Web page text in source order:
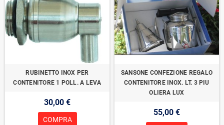
RUBINETTO INOX PER
CONTENITORE 1 POLL. A LEVA
30,00 €
COMPRA
SANSONE CONFEZIONE REGALO
CONTENITORE INOX. LT. 3 PIU
OLIERA LUX
55,00 €